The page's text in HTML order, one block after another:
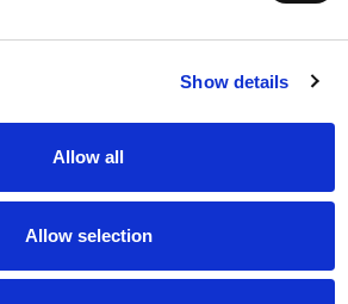
Show details
Allow all
Allow selection
flexibilidade de produção para